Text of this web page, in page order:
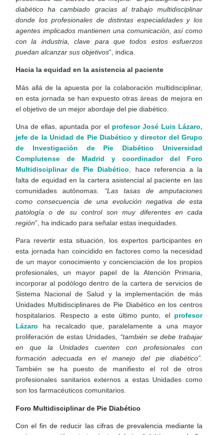
diabético ha cambiado gracias al trabajo multidisciplinar
donde los profesionales de distintas especialidades y los
agentes implicados mantienen una comunicación, así como
con la industria, clave para que todos estos esfuerzos
puedan alcanzar sus objetivos”, indica.
Hacia la equidad en la asistencia al paciente
Más allá de la apuesta por la colaboración multidisciplinar,
en esta jornada se han expuesto otras áreas de mejora en
el objetivo de un mejor abordaje del pie diabético.
Una de ellas, apuntada por el profesor José Luis Lázaro,
jefe de la Unidad de Pie Diabético y director del Grupo
de Investigación de Pie Diabético Universidad
Complutense de Madrid y coordinador del Foro
Multidisciplinar de Pie Diabético , hace referencia a la
falta de equidad en la cartera asistencial al paciente en las
comunidades autónomas. “Las tasas de amputaciones
como consecuencia de una evolución negativa de esta
patología o de su control son muy diferentes en cada
región”, ha indicado para señalar estas inequidades.
Para revertir esta situación, los expertos participantes en
esta jornada han coincidido en factores como la necesidad
de un mayor conocimiento y concienciación de los propios
profesionales, un mayor papel de la Atención Primaria,
incorporar al podólogo dentro de la cartera de servicios de
Sistema Nacional de Salud y la implementación de más
Unidades Multidisciplinares de Pie Diabético en los centros
hospitalarios. Respecto a este último punto, el profesor
Lázaro ha recalcado que, paralelamente a una mayor
proliferación de estas Unidades, “también se debe trabajar
en que la Unidades cuenten con profesionales con
formación adecuada en el manejo del pie diabético”.
También se ha puesto de manifiesto el rol de otros
profesionales sanitarios externos a estas Unidades como
son los farmacéuticos comunitarios.
Foro Multidisciplinar de Pie Diabético
Con el fin de reducir las cifras de prevalencia mediante la